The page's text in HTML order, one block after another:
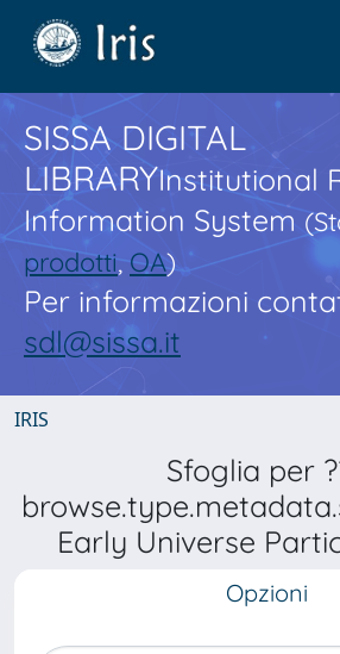
SISSA DIGITAL
LIBRARYInstitutional
Information System
prodotti,OA)
Per informazioni
sdl@sissa.it
IRIS
Sfoglia per
Early Universe
Opzioni